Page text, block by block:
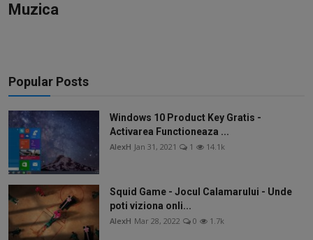
Guest Post
Bucatarie
ChatGPT: Cel mai avansat chatbot AI
Aliexpress
Amintiri din Viitor
Ai Data Use Policy
Muzica
Popular Posts
Windows 10 Product Key Gratis -
Activarea Functioneaza ...
AlexH Jan 31, 2021 1 14.1k
Squid Game - Jocul Calamarului - Unde
poti viziona onli...
AlexH Mar 28, 2022 0 1.7k